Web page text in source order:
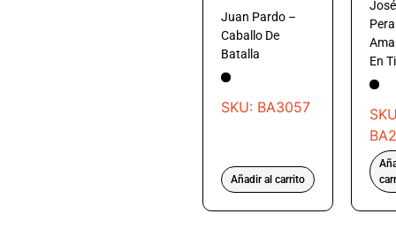
Juan Pardo –
Caballo De
Batalla
SKU: BA3057
Añadir al carrito
En Ti